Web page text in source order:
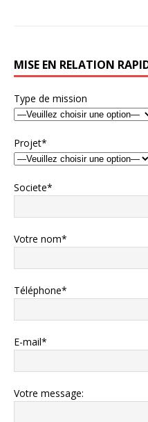
MISE EN RELATION
Type de mission
Projet*
Societe*
Votre nom*
Téléphone*
E-mail*
Votre message: